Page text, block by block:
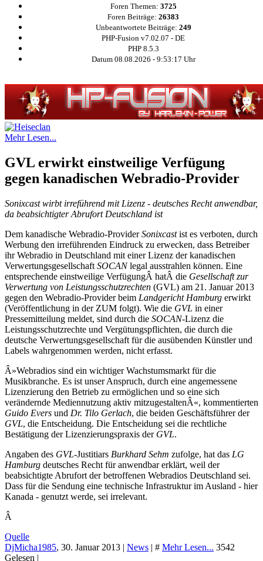
Foren Themen: 3725
Foren Beiträge: 26383
Unbeantwortete Beiträge: 249
PHP-Fusion v7.02.07 - DE
PHP 8.5.3
Datum 08.08.2026 - 9:53:17 Uhr
Mehr Lesen...
GVL erwirkt einstweilige Verfügung
gegen kanadischen Webradio-Provider
Sonixcast wirbt irreführend mit Lizenz - deutsches Recht anwendbar,
da beabsichtigter Abrufort Deutschland ist
Dem kanadische Webradio-ProviderSonixcastist es verboten, durch
Werbung den irreführenden Eindruck zu erwecken, dass Betreiber
ihr Webradio in Deutschland mit einer Lizenz der kanadischen
Verwertungsgesellschaft SOCANlegal ausstrahlen können. Eine
entsprechende einstweilige VerfügungÂ hatÂ die Gesellschaft zur
Verwertung von Leistungsschutzrechten (GVL) am 21. Januar 2013
gegen den Webradio-Provider beim Landgericht Hamburg erwirkt
(Veröffentlichung in der ZUM folgt). Wie die GVL in einer
Pressemitteilung meldet, sind durch die SOCAN-Lizenz die
Leistungsschutzrechte und Vergütungspflichten, die durch die
deutsche Verwertungsgesellschaft für die ausübenden Künstler und
Labels wahrgenommen werden, nicht erfasst.
Â»Webradios sind ein wichtiger Wachstumsmarkt für die
Musikbranche. Es ist unser Anspruch, durch eine angemessene
Lizenzierung den Betrieb zu ermöglichen und so eine sich
verändernde Mediennutzung aktiv mitzugestaltenÂ«, kommentierten
Guido Evers und Dr. Tilo Gerlach, die beiden Geschäftsführer der
GVL, die Entscheidung. Die Entscheidung sei die rechtliche
Bestätigung der Lizenzierungspraxis der GVL.
Angaben des GVL-Justitiars Burkhard Sehm zufolge, hat das LG
Hamburg deutsches Recht für anwendbar erklärt, weil der
beabsichtigte Abrufort der betroffenen Webradios Deutschland sei.
Dass für die Sendung eine technische Infrastruktur im Ausland - hier
Kanada - genutzt werde, sei irrelevant.
Â
Quelle
DjMicha1985, 30. Januar 2013 | News | # Mehr Lesen... 3542
Gelesen |